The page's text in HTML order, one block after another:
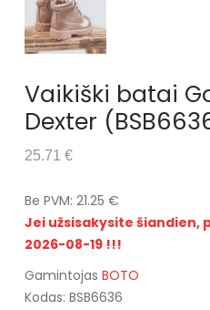
Vaikiški batai
Dexter
25.71 €
Be PVM: 21.25 €
Jei užsisakysite šiandien,
2026-08-19 !!!
Gamintojas BOTO
Kodas: BSB6636